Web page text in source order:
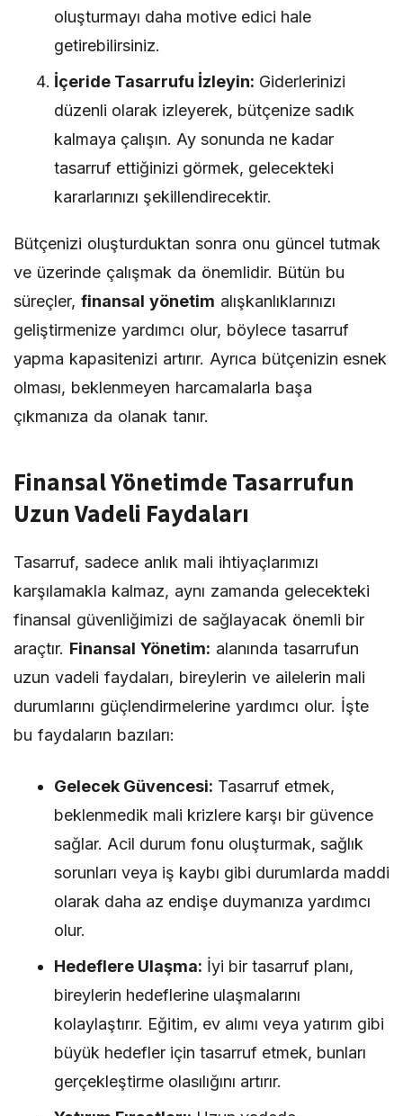
oluşturmayı daha motive edici hale
getirebilirsiniz.
İçeride Tasarrufu İzleyin: Giderlerinizi
düzenli olarak izleyerek, bütçenize sadık
kalmaya çalışın. Ay sonunda ne kadar
tasarruf ettiğinizi görmek, gelecekteki
kararlarınızı şekillendirecektir.
Bütçenizi oluşturduktan sonra onu güncel tutmak
ve üzerinde çalışmak da önemlidir. Bütün bu
süreçler, finansal yönetim alışkanlıklarınızı
geliştirmenize yardımcı olur, böylece tasarruf
yapma kapasitenizi artırır. Ayrıca bütçenizin esnek
olması, beklenmeyen harcamalarla başa
çıkmanıza da olanak tanır.
Finansal Yönetimde Tasarrufun
Uzun Vadeli Faydaları
Tasarruf, sadece anlık mali ihtiyaçlarımızı
karşılamakla kalmaz, aynı zamanda gelecekteki
finansal güvenliğimizi de sağlayacak önemli bir
araçtır. Finansal Yönetim: alanında tasarrufun
uzun vadeli faydaları, bireylerin ve ailelerin mali
durumlarını güçlendirmelerine yardımcı olur. İşte
bu faydaların bazıları:
Gelecek Güvencesi: Tasarruf etmek,
beklenmedik mali krizlere karşı bir güvence
sağlar. Acil durum fonu oluşturmak, sağlık
sorunları veya iş kaybı gibi durumlarda maddi
olarak daha az endişe duymanıza yardımcı
olur.
Hedeflere Ulaşma: İyi bir tasarruf planı,
bireylerin hedeflerine ulaşmalarını
kolaylaştırır. Eğitim, ev alımı veya yatırım gibi
büyük hedefler için tasarruf etmek, bunları
gerçekleştirme olasılığını artırır.